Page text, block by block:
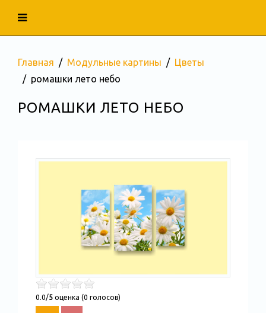
Главная Модульные картины
Цветы
ромашки лето небо
РОМАШКИ ЛЕТО НЕБО
0.0/5 оценка (0 голосов)